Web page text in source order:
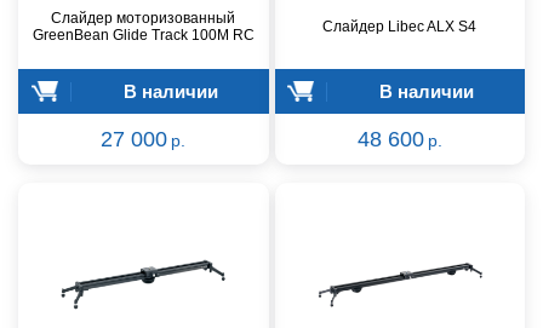
Слайдер моторизованный
GreenBean Glide Track 100M RC
В наличии
27 000 р.
Слайдер Libec ALX S4
В наличии
48 600 р.